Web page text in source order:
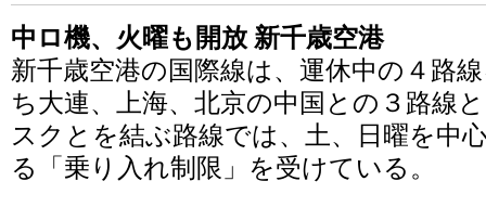
中ロ機、火曜も開放 新千歳空港
新千歳空港の国際線は、運休中の４路
ち大連、上海、北京の中国との３路線
スクとを結ぶ路線では、土、日曜を中
る「乗り入れ制限」を受けている。